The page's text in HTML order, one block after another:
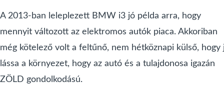
A 2013-ban leleplezett BMW i3 jó példa arra, hogy
mennyit változott az elektromos autók piaca. Akkoriban
még kötelező volt a feltűnő, nem hétköznapi külső, hogy
lássa a környezet, hogy az autó és a tulajdonosa igazán
ZÖLD gondolkodású.